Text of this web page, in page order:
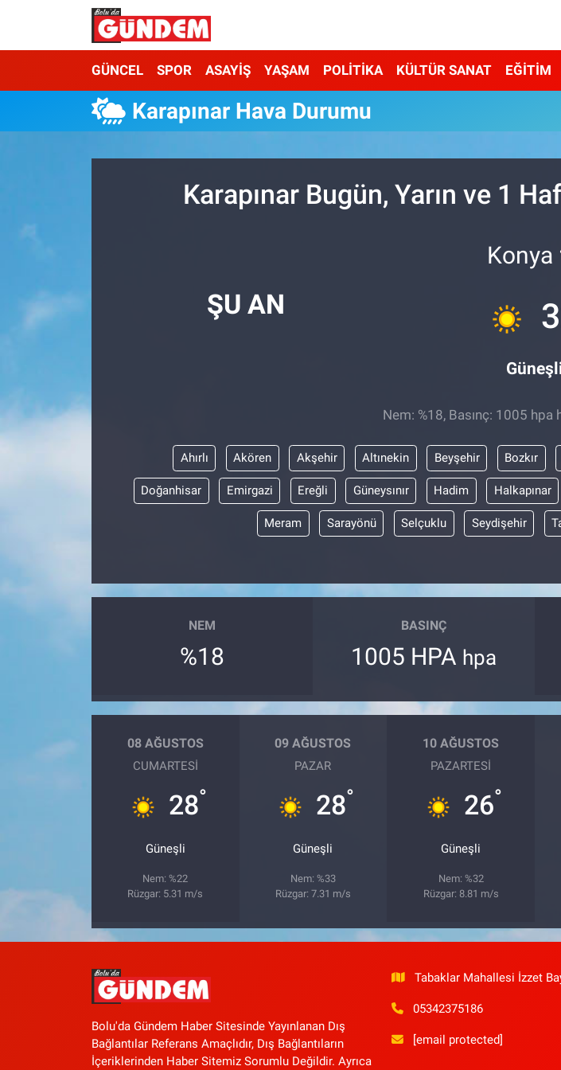
GÜNCEL SPOR ASAYİŞ YAŞAM POLİTİKA KÜLTÜR SANAT EĞİTİM
Karapınar Hava Durumu
Karapınar Bugün, Yarın ve 1
ŞU AN
Konya
Nem: %18, Basınç: 1005 hpa
Ahırlı Akören Akşehir Altınekin Beyşehir Bozkır
Doğanhisar Emirgazi Ereğli Güneysınır Hadim Halkapınar
Meram Sarayönü Selçuklu Seydişehir
NEM
%18
BASINÇ
1005 HPA hpa
08 AĞUSTOS
CUMARTESI
28°
Güneşli
Nem: %22
Rüzgar: 5.31 m/s
09 AĞUSTOS
PAZAR
28°
Güneşli
Nem: %33
Rüzgar: 7.31 m/s
10 AĞUSTOS
PAZARTESI
26°
Güneşli
Nem: %32
Rüzgar: 8.81 m/s
Bolu'da Gündem Haber Sitesinde Yayınlanan Dış
Bağlantılar Referans Amaçlıdır, Dış Bağlantıların
İçeriklerinden Haber Sitemiz Sorumlu Değildir. Ayrıca
Tabaklar Mahallesi İzzet
05342375186
[email protected]
Merkez Nöbetçi Eczaneler
Merkez Hava Durumu
Süper Lig Puan Durumu ve Fikstür
Haber Arşivi